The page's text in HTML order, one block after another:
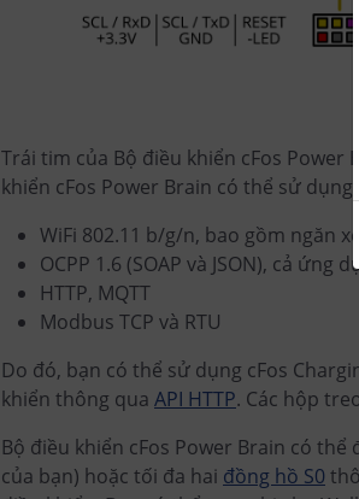
Trái tim của Bộ điều khiển cFos Power
khiển cFos Power Brain có thể sử dụng
WiFi 802.11 b/g/n, bao gồm ngăn
OCPP 1.6 (SOAP và JSON), cả ứng
HTTP, MQTT
Modbus TCP và RTU
Do đó, bạn có thể sử dụng cFos
khiển thông qua API HTTP. Các hộp
Bộ điều khiển cFos Power Brain có
của bạn) hoặc tối đa hai đồng hồ S0